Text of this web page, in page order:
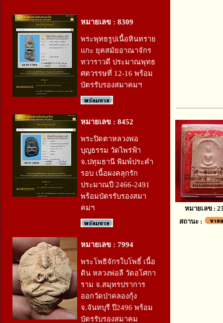
หมายเลข : 8309
พระพุทธรูปเนื้อหินทราย
แกะ ยุคสมัยอาณาจักร
ทวาราวดี ประมาณพุทธ
ศตวรรษที่ 12-16 พร้อม
บัตรรับรองสมาคมฯ
หมายเลข : 8452
พระปิดตาหลวงพ่อ
บุญธรรม วัดไพร่ฟ้า
จ.ปทุมธานี พิมพ์ประคำ
รอบ เนื้อผงคลุกรัก
ประมาณปี 2466-2491
พร้อมบัตรรับรองสมา
คมฯ
หมายเลข : 7994
พระโพธิจักรใบโพธิ์ เนื้อ
ดิน หลวงพ่อลี วัดอโศกา
ราม จ.สมุทรปราการ
ออกวัดป่าคลองกุ้ง
จ.จันทบุรี ปี2496 พร้อม
บัตรรับรองสมาคม
หมายเลข :
สถานะ :